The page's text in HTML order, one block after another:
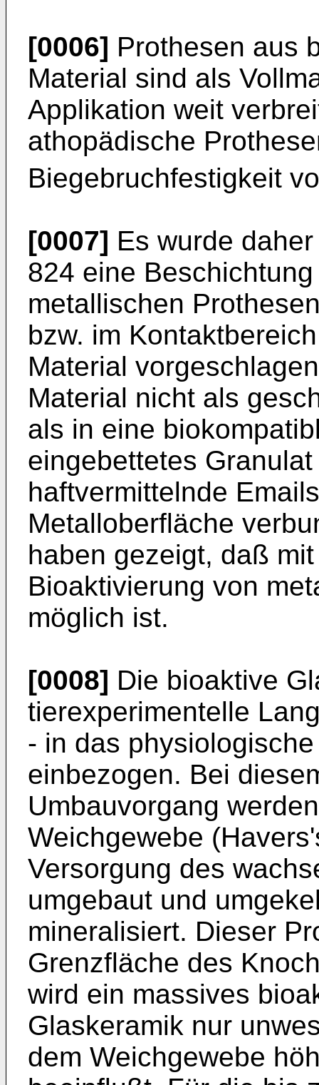
[0006] Prothesen aus
Material sind als
Applikation weit
athopädische
Biegebruchfestigkeit
[0007] Es wurde
824 eine
metallischen
bzw. im
Material
Material nicht als
als in eine
eingebettetes
haftvermittelnde
Metalloberfläche
haben gezeigt, daß
Bioaktivierung von
möglich ist.
[0008] Die bioaktive
tierexperimentelle
- in das
einbezogen. Bei
Umbauvorgang
Weichgewebe
Versorgung des
umgebaut und
mineralisiert. Dieser
Grenzfläche des
wird ein massives
Glaskeramik nur
dem Weichgewebe